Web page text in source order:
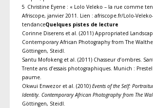
5 Christine Eyene : « Lolo Veleko – la rue comme
Afriscope, janvier 2011. Lien : afriscope.fr/Lolo-
tendanceQuelques pistes de lecture
Corinne Diserens et al. (2011) Appropriated
Contemporary African Photography from The
Göttingen, Steidl.
Santu Mofokeng et al. (2011) Chasseur d’ombres.
Trente ans d’essais photographiques. Munich :
paume.
Okwui Enwezor et al. (2010) Events of the Self:
Identity. Contemporary African Photography from The
Göttingen, Steidl.